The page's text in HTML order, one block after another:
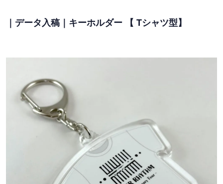
｜データ入稿｜キーホルダー 【 Tシャツ型】